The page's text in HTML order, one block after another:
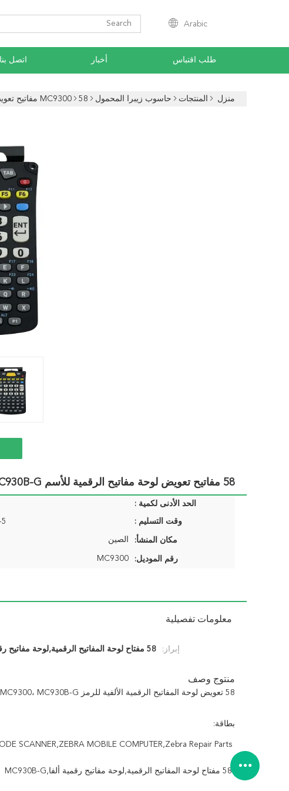
Arabic
اتصل بنا أخبار طلب اقتباس
منزل المنتجات حاسوب زيبرا المحمول MC9300 58 مفاتيح تعويض لوحة مفاتيح الرقمية للأسم MC9300 MC930B-G
58 مفاتيح تعويض لوحة مفاتيح الرقمية للأسم MC9300 MC930B-G
الحد الأدنى لكمية :
وقت التسليم : 1-5
مكان المنشأ: الصين
رقم الموديل: MC9300
معلومات تفصيلية
إبراز: 58 مفتاح لوحة المفاتيح الرقمية,لوحة مفاتيح رقمية ألفا,MC930B-G
منتوج وصف
58 تعويض لوحة المفاتيح الرقمية الألفية للرمز MC9300، MC930B-G
بطاقة:
SCANNER,ZEBRA MOBILE COMPUTER,Zebra Repair Parts
58 مفتاح لوحة المفاتيح الرقمية,لوحة مفاتيح رقمية ألفا,MC930B-G